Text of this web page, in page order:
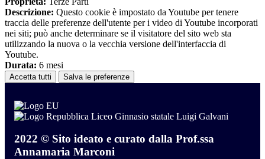
Descrizione: Questo cookie è impostato da Youtube per tenere
traccia delle preferenze dell'utente per i video di Youtube incorporati
nei siti; può anche determinare se il visitatore del sito web sta
utilizzando la nuova o la vecchia versione dell'interfaccia di
Youtube.
Durata: 6 mesi
Accetta tutti Salva le preferenze
Liceo Ginnasio statale Luigi Galvani
2022 © Sito ideato e curato dalla Prof.ssa
Annamaria Marconi